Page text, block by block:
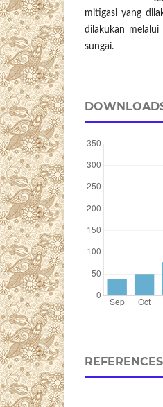
mitigasi yang
dilakukan
sungai.
REFERENCES